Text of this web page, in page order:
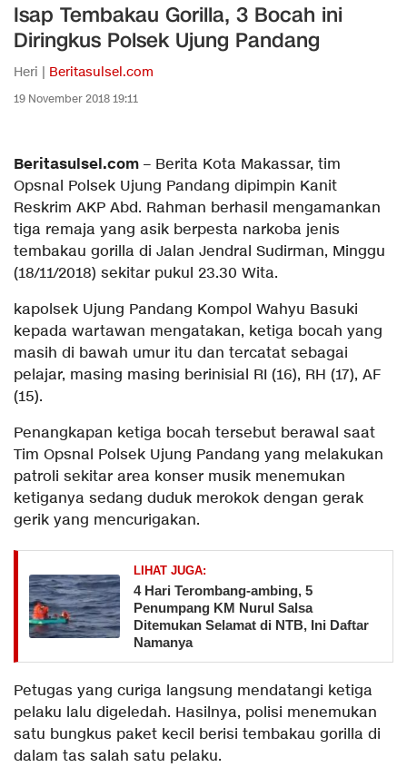
Isap Tembakau Gorilla, 3 Bocah ini
Diringkus Polsek Ujung Pandang
Heri | Beritasulsel.com
19 November 2018 19:11
Beritasulsel.com – Berita Kota Makassar, tim
Opsnal Polsek Ujung Pandang dipimpin Kanit
Reskrim AKP Abd. Rahman berhasil mengamankan
tiga remaja yang asik berpesta narkoba jenis
tembakau gorilla di Jalan Jendral Sudirman, Minggu
(18/11/2018) sekitar pukul 23.30 Wita.
kapolsek Ujung Pandang Kompol Wahyu Basuki
kepada wartawan mengatakan, ketiga bocah yang
masih di bawah umur itu dan tercatat sebagai
pelajar, masing masing berinisial RI (16), RH (17), AF
(15).
Penangkapan ketiga bocah tersebut berawal saat
Tim Opsnal Polsek Ujung Pandang yang melakukan
patroli sekitar area konser musik menemukan
ketiganya sedang duduk merokok dengan gerak
gerik yang mencurigakan.
LIHAT JUGA:
​4 Hari Terombang-ambing, 5
Penumpang KM Nurul Salsa
Ditemukan Selamat di NTB, Ini Daftar
Namanya
Petugas yang curiga langsung mendatangi ketiga
pelaku lalu digeledah. Hasilnya, polisi menemukan
satu bungkus paket kecil berisi tembakau gorilla di
dalam tas salah satu pelaku.